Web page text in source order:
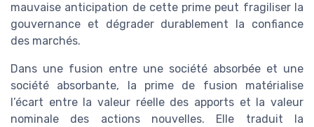
mauvaise anticipation de cette prime peut fragiliser la
gouvernance et dégrader durablement la confiance
des marchés.
Dans une fusion entre une société absorbée et une
société absorbante, la prime de fusion matérialise
l’écart entre la valeur réelle des apports et la valeur
nominale des actions nouvelles. Elle traduit la